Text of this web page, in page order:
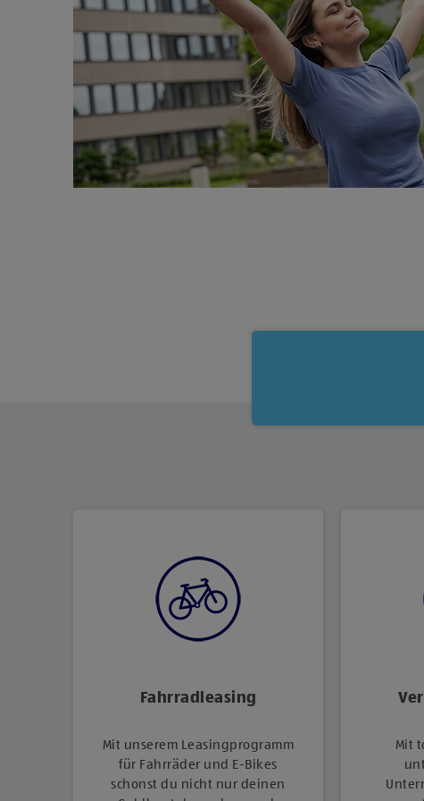
bieten wir
Anlassfall bei
an.
Wir fördern deine
Radveranstaltungen und
unseren Kooperationen mit
Fahrradleasing
Mit unserem Leasingprogramm
für Fahrräder und E-Bikes
schonst du nicht nur deinen
Mit